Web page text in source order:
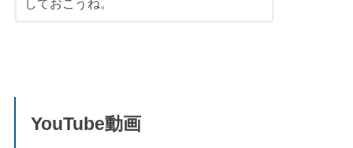
YouTube動画